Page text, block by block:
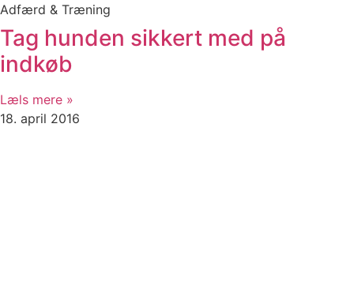
Adfærd & Træning
Tag hunden sikkert med på
indkøb
Læls mere »
18. april 2016